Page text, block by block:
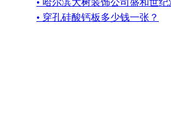
• 哈尔滨大树装饰公司盛和世
• 穿孔硅酸钙板多少钱一张？